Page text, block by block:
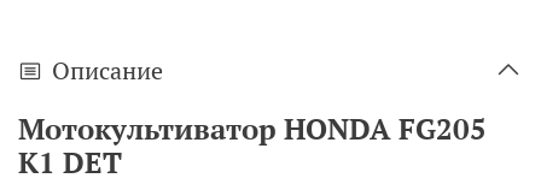
Описание
Мотокультиватор HONDA FG205
K1 DET